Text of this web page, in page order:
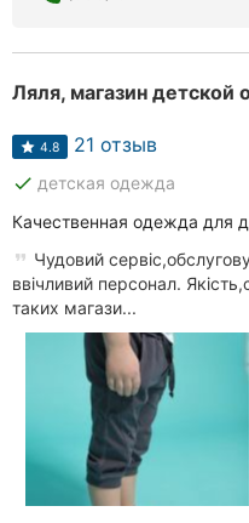
Ляля, магазин
4.8 21 отзыв
done детская одежда
Качественная одежда для
Чудовий
ввічливий персонал.
таких магази...